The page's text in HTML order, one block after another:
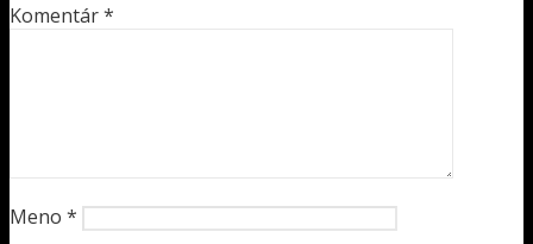
Komentár*
Meno *